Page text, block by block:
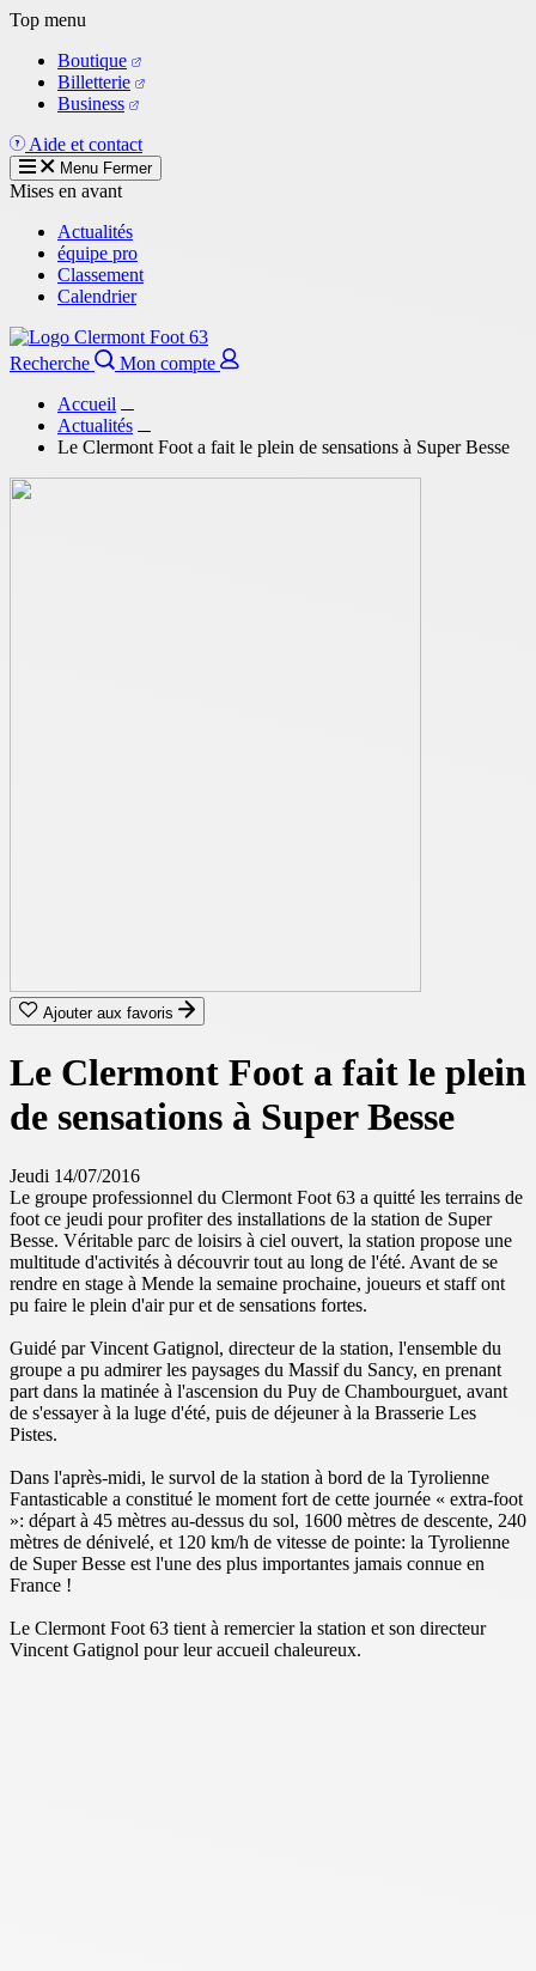
Aller
contenu
principal
Top menu
Boutique
Billetterie
Business
Aide et contact
Menu Fermer
Mises en avant
Actualités
équipe pro
Classement
Calendrier
Recherche
Mon compte
Accueil
Actualités
Le Clermont Foot a fait le plein de sensations à Super Besse
Ajouter aux favoris
Le Clermont Foot a fait le plein
de sensations à Super Besse
Jeudi 14/07/2016
Le groupe professionnel du Clermont Foot 63 a quitté les terrains de
foot ce jeudi pour profiter des installations de la station de Super
Besse. Véritable parc de loisirs à ciel ouvert, la station propose une
multitude d'activités à découvrir tout au long de l'été. Avant de se
rendre en stage à Mende la semaine prochaine, joueurs et staff ont
pu faire le plein d'air pur et de sensations fortes.
Guidé par Vincent Gatignol, directeur de la station, l'ensemble du
groupe a pu admirer les paysages du Massif du Sancy, en prenant
part dans la matinée à l'ascension du Puy de Chambourguet, avant
de s'essayer à la luge d'été, puis de déjeuner à la Brasserie Les
Pistes.
Dans l'après-midi, le survol de la station à bord de la Tyrolienne
Fantasticable a constitué le moment fort de cette journée « extra-foot
»: départ à 45 mètres au-dessus du sol, 1600 mètres de descente, 240
mètres de dénivelé, et 120 km/h de vitesse de pointe: la Tyrolienne
de Super Besse est l'une des plus importantes jamais connue en
France !
Le Clermont Foot 63 tient à remercier la station et son directeur
Vincent Gatignol pour leur accueil chaleureux.